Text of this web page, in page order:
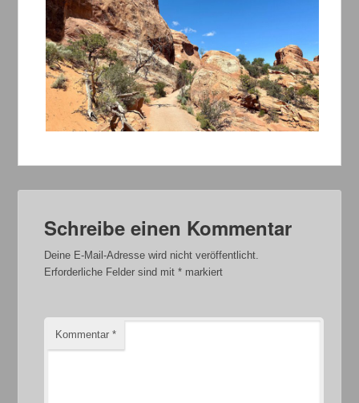
Schreibe einen Kommentar
Deine E-Mail-Adresse wird nicht veröffentlicht.
Erforderliche Felder sind mit* markiert
Kommentar*